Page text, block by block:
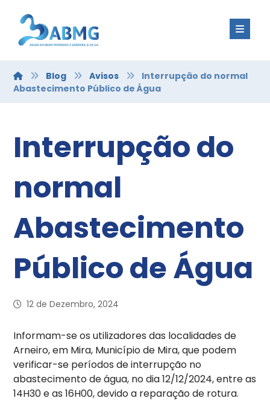
Blog Avisos
Interrupção do normal
Abastecimento Público de Água
Interrupção do
normal
Abastecimento
Público de Água
12 de Dezembro, 2024
Informam-se os utilizadores das localidades de
Arneiro, em Mira, Município de Mira, que podem
verificar-se períodos de interrupção no
abastecimento de água, no dia 12/12/2024, entre as
14H30 e as 16H00, devido a reparação de rotura.